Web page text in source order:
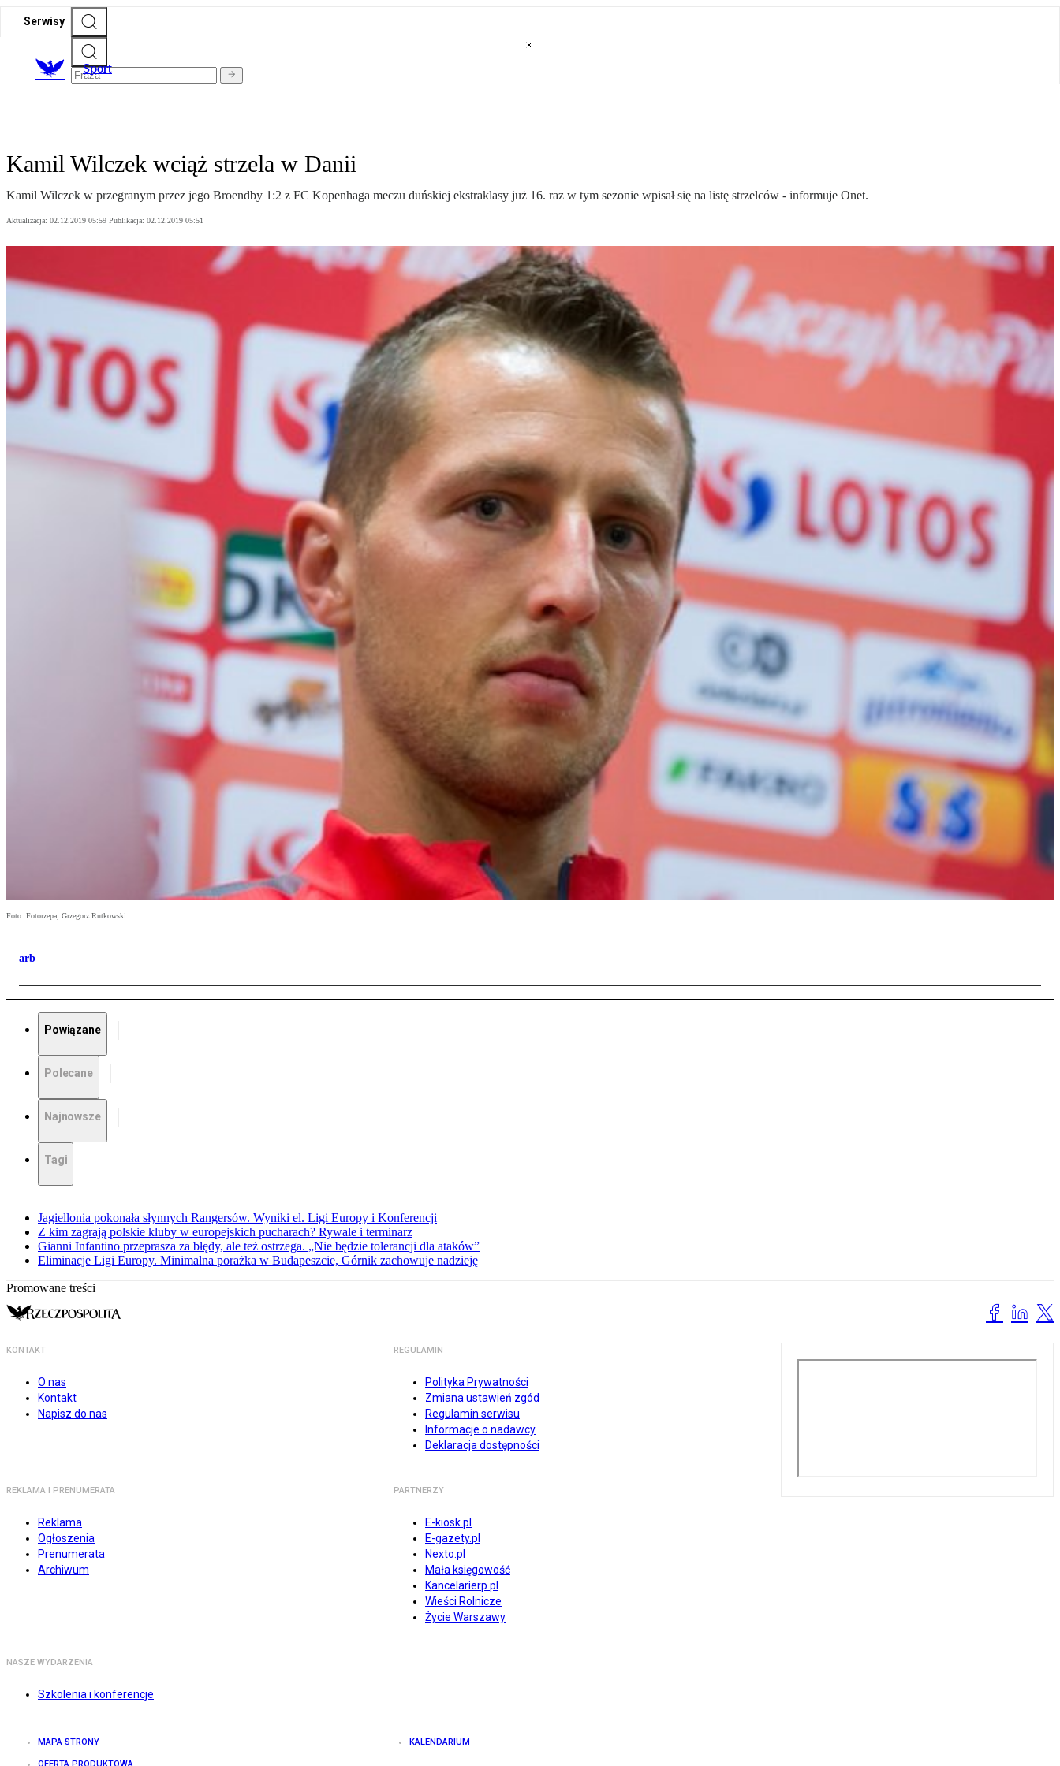
Serwisy
Sport
Kamil Wilczek wciąż strzela w Danii
Kamil Wilczek w przegranym przez jego Broendby 1:2 z FC Kopenhaga meczu duńskiej ekstraklasy już 16. raz w tym sezonie wpisał się na listę strzelców - informuje Onet.
Aktualizacja: 02.12.2019 05:59 Publikacja: 02.12.2019 05:51
Foto: Fotorzepa, Grzegorz Rutkowski
arb
Powiązane
Polecane
Najnowsze
Tagi
Jagiellonia pokonała słynnych Rangersów. Wyniki el. Ligi Europy i Konferencji
Z kim zagrają polskie kluby w europejskich pucharach? Rywale i terminarz
Gianni Infantino przeprasza za błędy, ale też ostrzega. „Nie będzie tolerancji dla ataków”
Eliminacje Ligi Europy. Minimalna porażka w Budapeszcie, Górnik zachowuje nadzieję
Promowane treści
KONTAKT
O nas
Kontakt
Napisz do nas
REGULAMIN
Polityka Prywatności
Zmiana ustawień zgód
Regulamin serwisu
Informacje o nadawcy
Deklaracja dostępności
REKLAMA I PRENUMERATA
Reklama
Ogłoszenia
Prenumerata
Archiwum
PARTNERZY
E-kiosk.pl
E-gazety.pl
Nexto.pl
Mała księgowość
Kancelarierp.pl
Wieści Rolnicze
Życie Warszawy
NASZE WYDARZENIA
Szkolenia i konferencje
MAPA STRONY KALENDARIUM